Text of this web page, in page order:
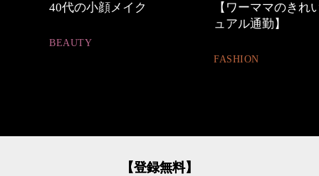
【ワーママのきれいめカジ
心地よくいられる
とは
FASHION
【登録無料】